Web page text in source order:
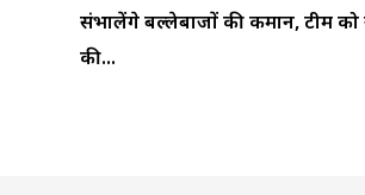
संभालेंगे बल्लेबाजों की कमान, टीम को
की...